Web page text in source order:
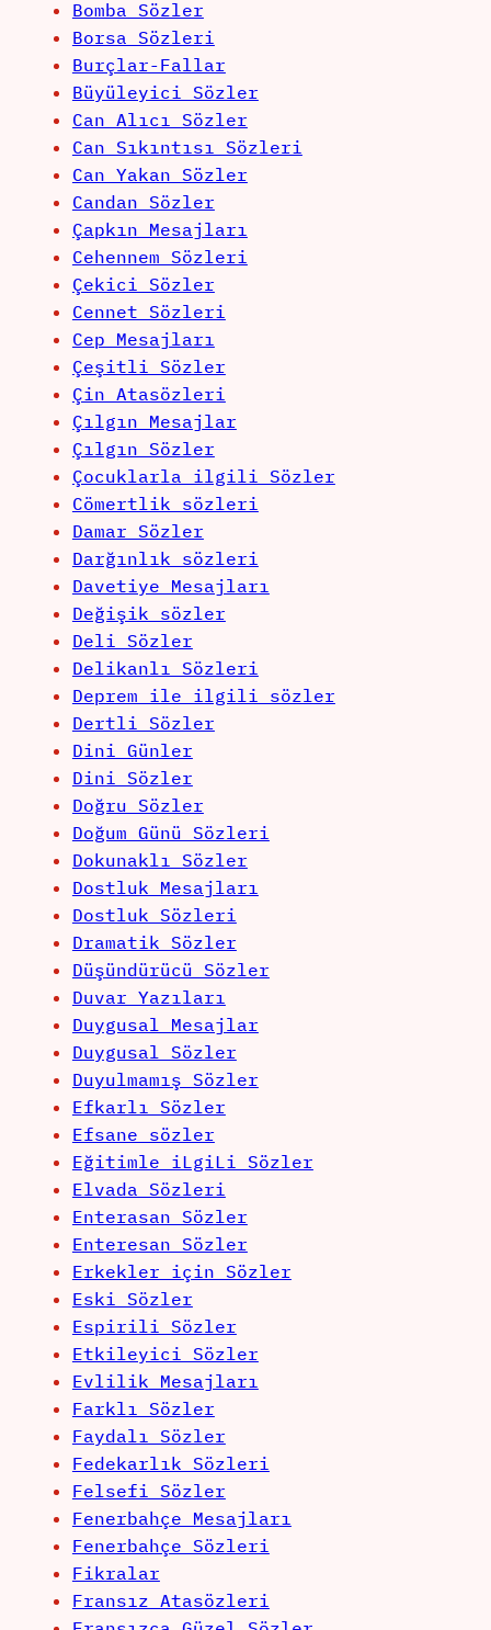
Bomba Sözler
Borsa Sözleri
Burçlar-Fallar
Büyüleyici Sözler
Can Alıcı Sözler
Can Sıkıntısı Sözleri
Can Yakan Sözler
Candan Sözler
Çapkın Mesajları
Cehennem Sözleri
Çekici Sözler
Cennet Sözleri
Cep Mesajları
Çeşitli Sözler
Çin Atasözleri
Çılgın Mesajlar
Çılgın Sözler
Çocuklarla ilgili Sözler
Cömertlik sözleri
Damar Sözler
Darğınlık sözleri
Davetiye Mesajları
Değişik sözler
Deli Sözler
Delikanlı Sözleri
Deprem ile ilgili sözler
Dertli Sözler
Dini Günler
Dini Sözler
Doğru Sözler
Doğum Günü Sözleri
Dokunaklı Sözler
Dostluk Mesajları
Dostluk Sözleri
Dramatik Sözler
Düşündürücü Sözler
Duvar Yazıları
Duygusal Mesajlar
Duygusal Sözler
Duyulmamış Sözler
Efkarlı Sözler
Efsane sözler
Eğitimle iLgiLi Sözler
Elvada Sözleri
Enterasan Sözler
Enteresan Sözler
Erkekler için Sözler
Eski Sözler
Espirili Sözler
Etkileyici Sözler
Evlilik Mesajları
Farklı Sözler
Faydalı Sözler
Fedekarlık Sözleri
Felsefi Sözler
Fenerbahçe Mesajları
Fenerbahçe Sözleri
Fikralar
Fransız Atasözleri